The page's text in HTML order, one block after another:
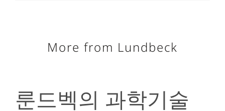
More from Lundbeck
룬드벡의 과학기술